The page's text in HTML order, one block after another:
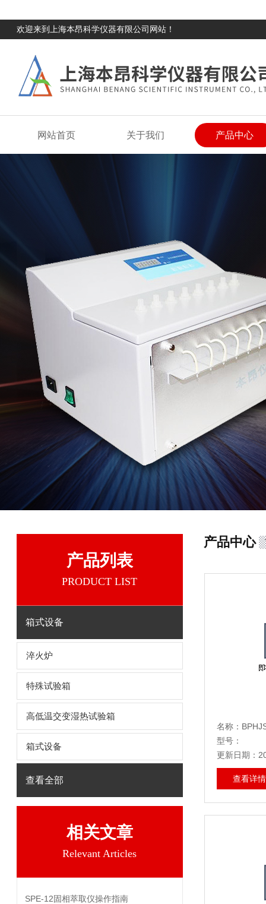
欢迎来到上海本昂科学仪器有限公司网站！
网站首页 关于我们 产品中心
产品列表
PRODUCT LIST
箱式设备
淬火炉
特殊试验箱
高低温交变湿热试验箱
箱式设备
查看全部
相关文章
Relevant Articles
SPE-12固相萃取仪操作指南
产品中心
名称：
型号：
更新日期：
查看详情